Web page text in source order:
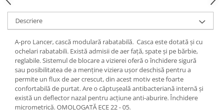
Geci dama
Incaltaminte dama
Manusi dama
Pantaloni dama
Intercom
TRANSPORT & DEPOZITARE
Genti & Bagaje
Borsete
Descriere
A-pro Lancer, cască modulară rabatabilă. Casca este dotată și cu
ochelari rabatabili. Există admisii de aer față, spate și pe bărbie,
reglabile. Sistemul de blocare a vizierei oferă o închidere sigură
sau posibilitatea de a menține viziera ușor deschisă pentru a
permite un flux de aer crescut, din acest motiv este foarte
confortabilă de purtat. Are o căptușeală antibacteriană internă și
există un deflector nazal pentru acțiune anti-aburire. Închidere
micrometrică. OMOLOGATĂ ECE 22 - 05.